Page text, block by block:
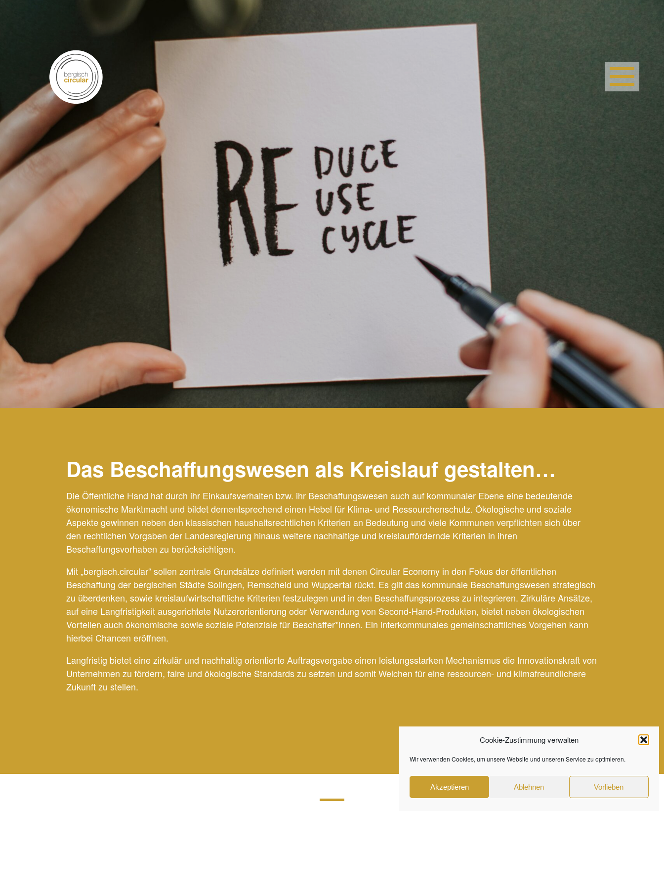
Cookie-Zustimmung verwalten
Wir verwenden Cookies, um unsere Website und unseren Service zu optimieren.
Akzeptieren Ablehnen Vorlieben
Das Beschaffungswesen als Kreislauf gestalten…
Die Öffentliche Hand hat durch ihr Einkaufsverhalten bzw. ihr Beschaffungswesen auch auf kommunaler Ebene eine bedeutende
ökonomische Marktmacht und bildet dementsprechend einen Hebel für Klima- und Ressourchenschutz. Ökologische und soziale
Aspekte gewinnen neben den klassischen haushaltsrechtlichen Kriterien an Bedeutung und viele Kommunen verpflichten sich über
den rechtlichen Vorgaben der Landesregierung hinaus weitere nachhaltige und kreislauffördernde Kriterien in ihren
Beschaffungsvorhaben zu berücksichtigen.
Mit „bergisch.circular“ sollen zentrale Grundsätze definiert werden mit denen Circular Economy in den Fokus der öffentlichen
Beschaffung der bergischen Städte Solingen, Remscheid und Wuppertal rückt. Es gilt das kommunale Beschaffungswesen strategisch
zu überdenken, sowie kreislaufwirtschaftliche Kriterien festzulegen und in den Beschaffungsprozess zu integrieren. Zirkuläre Ansätze,
auf eine Langfristigkeit ausgerichtete Nutzerorientierung oder Verwendung von Second-Hand-Produkten, bietet neben ökologischen
Vorteilen auch ökonomische sowie soziale Potenziale für Beschaffer*innen. Ein interkommunales gemeinschaftliches Vorgehen kann
hierbei Chancen eröffnen.
Langfristig bietet eine zirkulär und nachhaltig orientierte Auftragsvergabe einen leistungsstarken Mechanismus die Innovationskraft von
Unternehmen zu fördern, faire und ökologische Standards zu setzen und somit Weichen für eine ressourcen- und klimafreundlichere
Zukunft zu stellen.